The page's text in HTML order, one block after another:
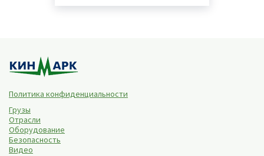
Политика конфиденциальности
Грузы
Отрасли
Оборудование
Безопасность
Видео